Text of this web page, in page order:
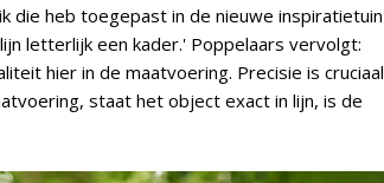
die heb toegepast in de nieuwe inspiratietuin
letterlijk een kader.' Poppelaars vervolgt:
hier in de maatvoering. Precisie is cruciaal
staat het object exact in lijn, is de